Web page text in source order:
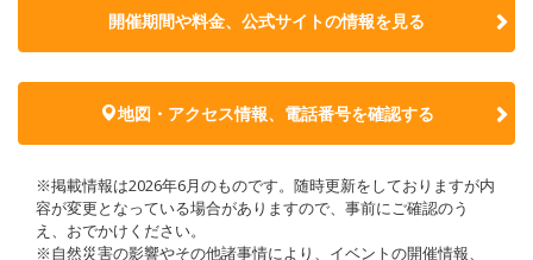
開催期間や料金、公式サイトの情報を見る
地図・アクセス情報、電話番号を確認する
※掲載情報は2026年6月のものです。随時更新をしておりますが内
容が変更となっている場合がありますので、事前にご確認のう
え、おでかけください。
※自然災害の影響やその他諸事情により、イベントの開催情報、